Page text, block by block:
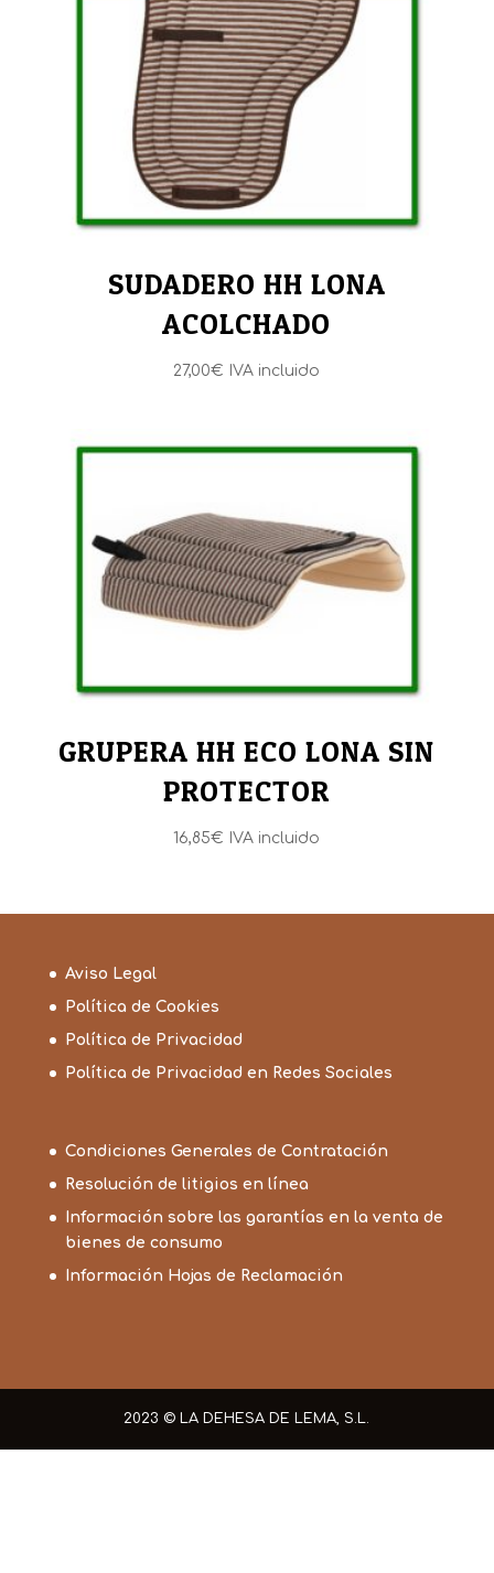
SUDADERO HH LONA
ACOLCHADO
27,00€ IVA incluido
GRUPERA HH ECO LONA SIN
PROTECTOR
16,85€ IVA incluido
Aviso Legal
Política de Cookies
Política de Privacidad
Política de Privacidad en Redes Sociales
Condiciones Generales de Contratación
Resolución de litigios en línea
Información sobre las garantías en la venta de
bienes de consumo
Información Hojas de Reclamación
2023 © LA DEHESA DE LEMA, S.L.